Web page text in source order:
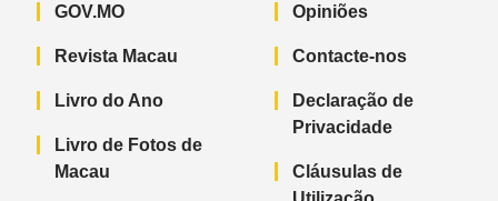
GOV.MO
Revista Macau
Livro do Ano
Livro de Fotos de
Macau
Opiniões
Contacte-nos
Declaração de
Privacidade
Cláusulas de